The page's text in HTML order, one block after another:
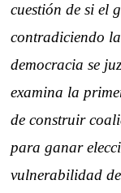
cuestión de si el
contradiciendo
democracia se
examina la
de construir
para ganar
vulnerabilidad